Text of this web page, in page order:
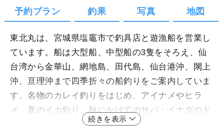
予約プラン 釣果 写真 地図
東北丸は、宮城県塩竈市で釣具店と遊漁船を営業し
ています。船は大型船、中型船の3隻をそろえ、仙
台湾から金華山、網地島、田代島、仙台港沖、閖上
沖、亘理沖まで四季折々の船釣りをご案内していま
す。名物のカレイ釣りをはじめ、アイナメやヒラ
メ、夏のイカ釣り、秋にかけてのサバ・イナダのド
ッカン釣り・冬の深海タラ釣りやメバル釣りなど、
続きを表示